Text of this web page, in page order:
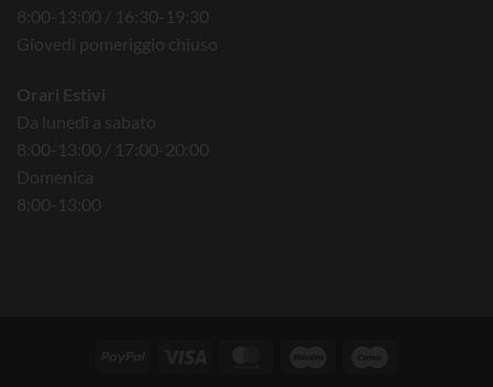
8:00-13:00 / 16:30-19:30
Giovedì pomeriggio chiuso
Orari Estivi
Da lunedì a sabato
8:00-13:00 / 17:00-20:00
Domenica
8:00-13:00